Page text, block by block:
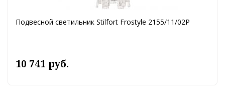
Подвесной светильник Stilfort Frostyle 2155/11/02P
10 741 руб.